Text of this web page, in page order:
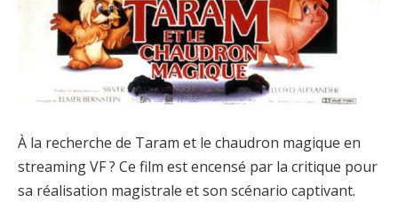
À la recherche de Taram et le chaudron magique en
streaming VF ? Ce film est encensé par la critique pour
sa réalisation magistrale et son scénario captivant.